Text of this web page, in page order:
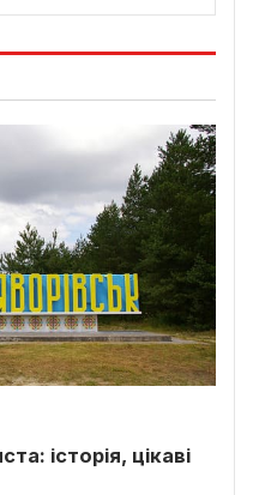
історія, цікаві